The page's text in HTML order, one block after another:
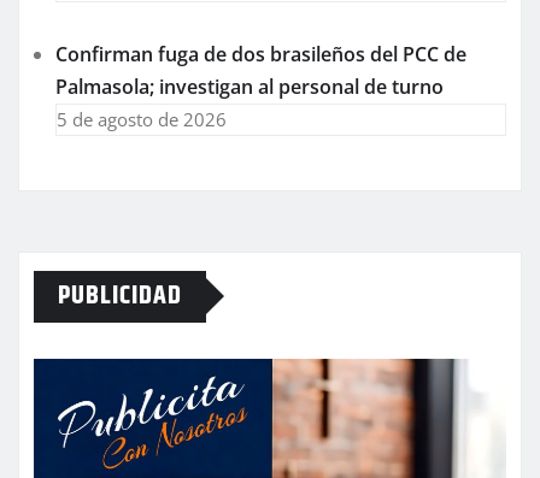
Confirman fuga de dos brasileños del PCC de
Palmasola; investigan al personal de turno
5 de agosto de 2026
PUBLICIDAD